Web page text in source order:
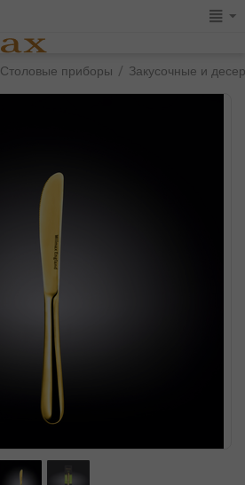
Столовые приборы / Закусочные и